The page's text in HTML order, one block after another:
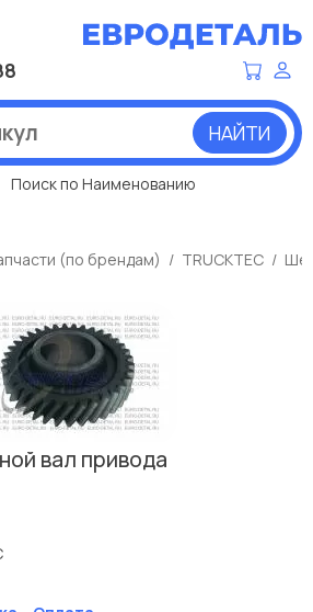
НАЙТИ
Поиск по Наименованию
(по брендам) TRUCKTEC
вал привода